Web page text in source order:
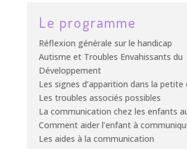
Le programme
Réflexion générale sur le handicap
Autisme et Troubles Envahissants du
Développement
Les signes d’apparition dans la petite
Les troubles associés possibles
La communication chez les enfants
Comment aider l’enfant à
Les aides à la communication